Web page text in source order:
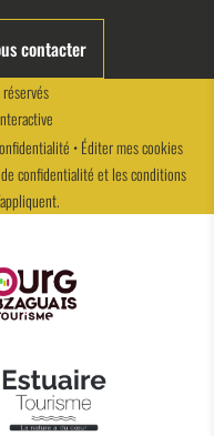
contacter
•Éditer mes cookies
confidentialitéet lesconditions